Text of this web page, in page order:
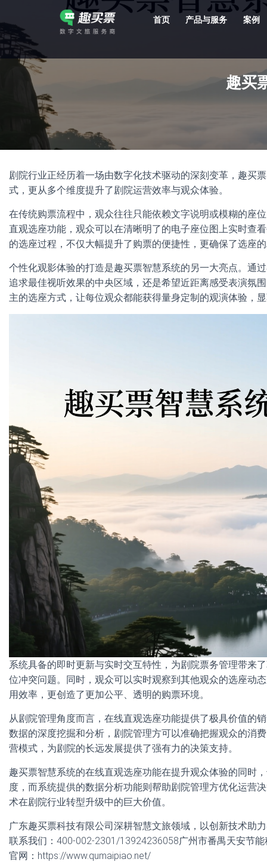
首页 产品与服务 案例
趣买
剧院行业正经历着一场由数字化技术驱动的深刻变革，趣买
式，更从多个维度提升了剧院运营效率与观众体验。
在传统购票流程中，观众往往只能依赖文字说明或模糊的座
直观选座功能，观众可以在清晰明了的电子座位图上实时查
的选座过程，不仅大幅提升了购票的便捷性，更确保了选座
个性化观影体验的打造是趣买票智慧系统的另一大亮点。通
追求最佳视听效果的中央区域，还是希望近距离感受表演氛
主的选座方式，让每位观众都能获得量身定制的观演体验，
系统具备的即时更新与实时交互特性，为剧院票务管理带来
位冲突问题。同时，观众可以实时观察到其他观众的选座动
用效率，更创造了更加公平、透明的购票环境。
从剧院管理角度而言，在线直观选座功能提供了极具价值的
数据的深度挖掘和分析，剧院管理方可以准确把握观众的消
营模式，为剧院的长远发展提供了强有力的决策支持。
趣买票智慧系统的在线直观选座功能在提升观众体验的同时
度，而系统提供的数据分析功能则帮助剧院管理方优化运营
术在剧院行业转型升级中的巨大价值。
广东趣买票科技有限公司深耕智慧文旅领域，以创新技术助
联系我们：400-002-2301/13924236058广州市番禺天安节
官网：https://www.qumaipiao.net/